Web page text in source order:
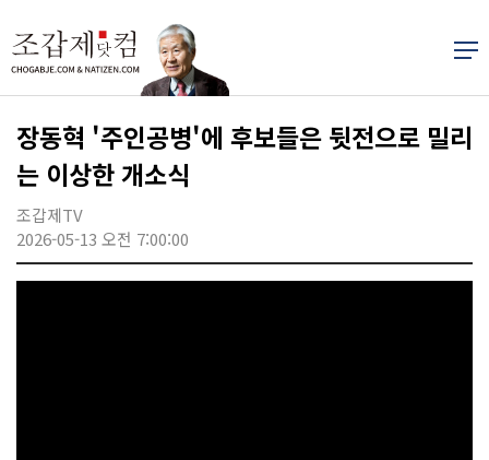
장동혁 '주인공병'에 후보들은 뒷전으로 밀리
는 이상한 개소식
조갑제TV
2026-05-13 오전 7:00:00